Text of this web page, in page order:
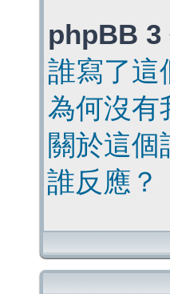
phpBB 3
誰寫了這
為何沒有
關於這個
誰反應？